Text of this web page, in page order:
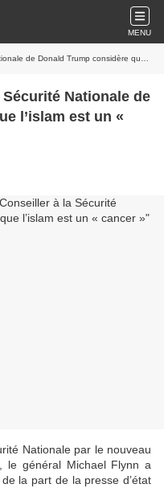
MENU
Trump considère que l’islam est un « cancer »
Nationale de
l’islam est un «
Nationale par le nouveau
le général Michael Flynn a
la part de la presse d’état